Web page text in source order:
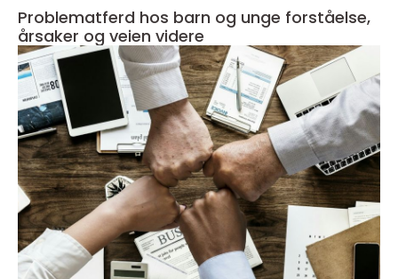
Problematferd hos barn og unge forståelse,
årsaker og veien videre